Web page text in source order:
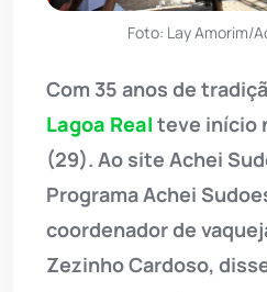
Foto: Lay Amorim/
Com 35 anos de
Lagoa Real teve início
(29). Ao site Achei
Programa Achei
coordenador de
Zezinho Cardoso,